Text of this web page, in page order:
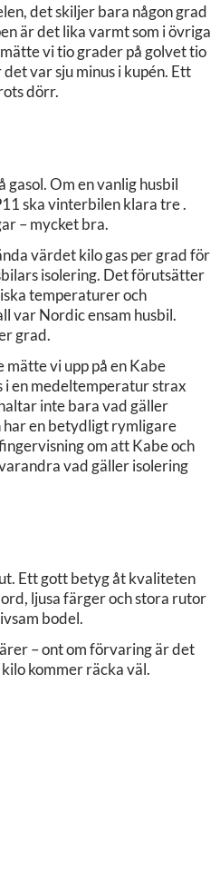
det skiljer bara någon grad
är det lika varmt som i övriga
vi tio grader på golvet tio
var sju minus i kupén. Ett
dörr.
gasol. Om en vanlig husbil
ska vinterbilen klara tre .
– mycket bra.
värdet kilo gas per grad för
isolering. Det förutsätter
temperaturer och
var Nordic ensam husbil.
grad.
vi upp på en Kabe
i en medeltemperatur strax
inte bara vad gäller
en betydligt rymligare
om att Kabe och
vad gäller isolering
Ett gott betyg åt kvaliteten
ljusa färger och stora rutor
bodel.
– ont om förvaring är det
kommer räcka väl.